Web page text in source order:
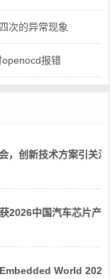
次的异常现象
报错
，创新技术方案引关注
2026中国汽车芯片产
World 2026